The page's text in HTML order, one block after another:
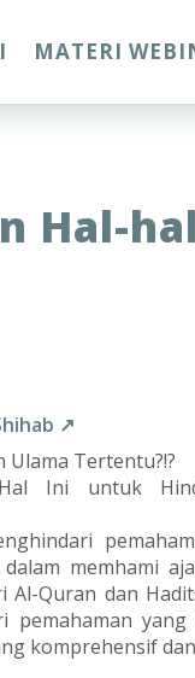
MATERI
Hal-
↗
Tertentu?!?
Ini untuk
memhami
Al-Quran dan
pemahaman
komprehensif